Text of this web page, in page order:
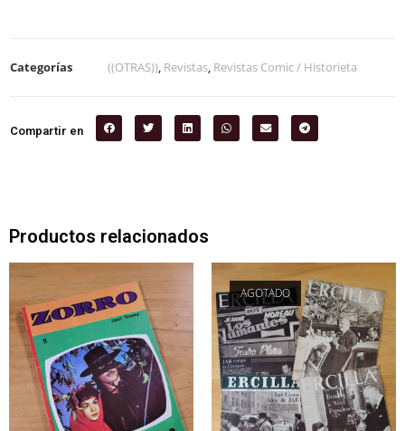
Categorías ((OTRAS)), Revistas, Revistas Comic / Historieta
Compartir en
Productos relacionados
AGOTADO